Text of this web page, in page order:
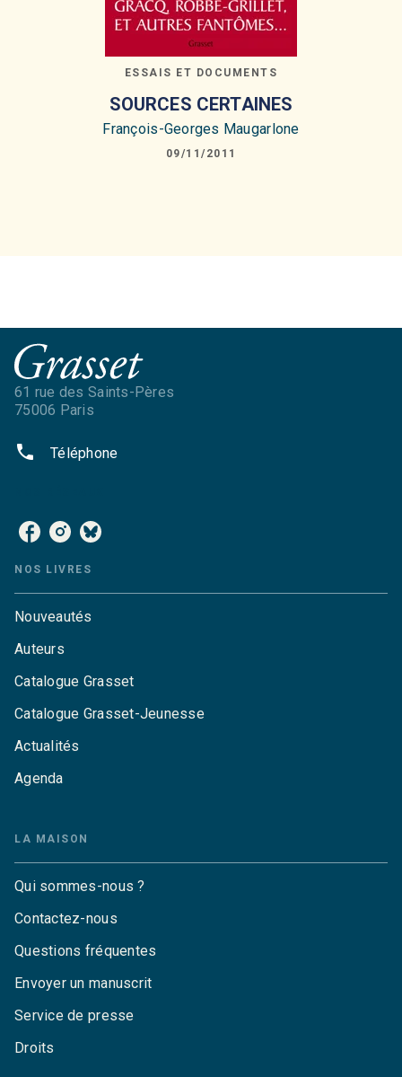
ESSAIS ET DOCUMENTS
SOURCES CERTAINES
François-Georges Maugarlone
09/11/2011
61 rue des Saints-Pères
75006 Paris
phone Téléphone
NOS LIVRES
Nouveautés
Auteurs
Catalogue Grasset
Catalogue Grasset-Jeunesse
Actualités
Agenda
LA MAISON
Qui sommes-nous ?
Contactez-nous
Questions fréquentes
Envoyer un manuscrit
Service de presse
Droits